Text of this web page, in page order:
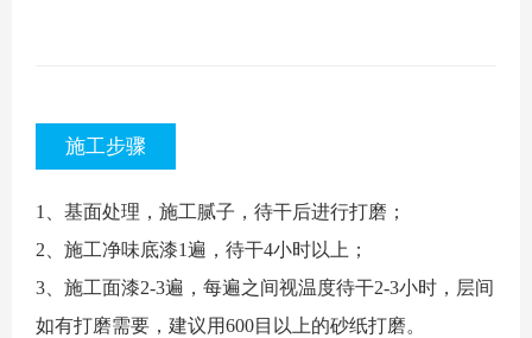
施工步骤
1、基面处理，施工腻子，待干后进行打磨；
2、施工净味底漆1遍，待干4小时以上；
3、施工面漆2-3遍，每遍之间视温度待干2-3小时，层间
如有打磨需要，建议用600目以上的砂纸打磨。